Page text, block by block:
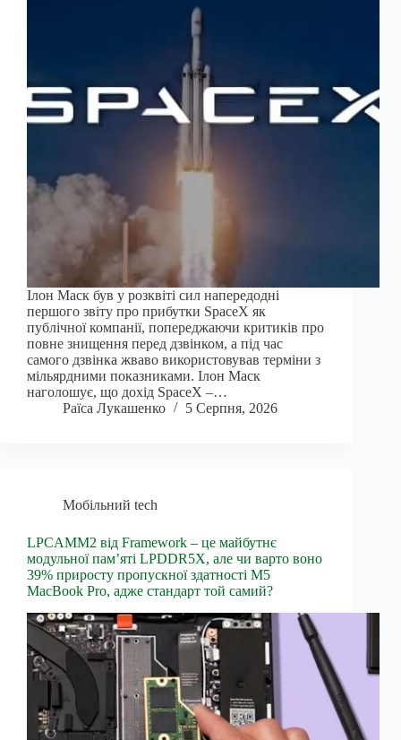
Ілон Маск був у розквіті сил напередодні
першого звіту про прибутки SpaceX як
публічної компанії, попереджаючи критиків про
повне знищення перед дзвінком, а під час
самого дзвінка жваво використовував терміни з
мільярдними показниками. Ілон Маск
наголошує, що дохід SpaceX –…
Раїса Лукашенко
5 Серпня, 2026
Мобільний tech
LPCAMM2 від Framework – це майбутнє
модульної пам’яті LPDDR5X, але чи варто воно
39% приросту пропускної здатності M5
MacBook Pro, адже стандарт той самий?